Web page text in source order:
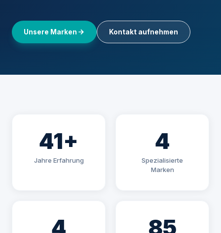
Unsere Marken Kontakt aufnehmen
41+
Jahre Erfahrung
4
Spezialisierte
Marken
4 85